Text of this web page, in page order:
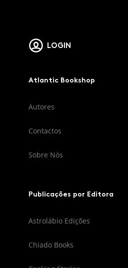
LOGIN
Atlantic Bookshop
Autores
Contactos
Sobre Nós
Publicações por Editora
Astrolábio Edições
Chiado Books